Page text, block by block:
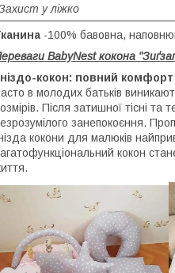
у ліжко
-100% бавовна,
BabyNest кокона
кокон: повний
в молодих батьків
Після затишної тісні
занепокоєння.
кокони для малюків
кокон